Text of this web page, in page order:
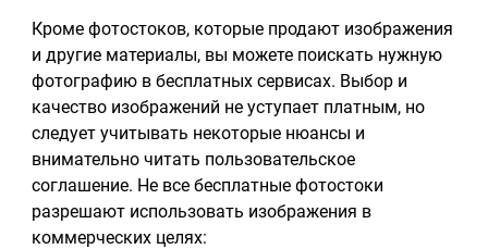
Кроме фотостоков, которые продают изображения
и другие материалы, вы можете поискать нужную
фотографию в бесплатных сервисах. Выбор и
качество изображений не уступает платным, но
следует учитывать некоторые нюансы и
внимательно читать пользовательское
соглашение. Не все бесплатные фотостоки
разрешают использовать изображения в
коммерческих целях: